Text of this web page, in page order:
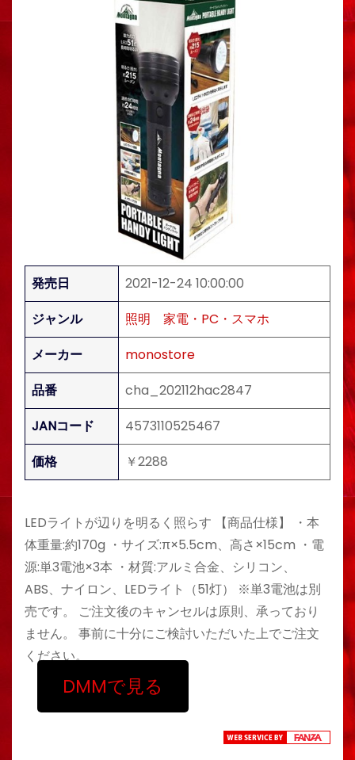
発売日
2021-12-24 10:00:00
ジャンル
照明
家電・PC・スマホ
メーカー
monostore
品番
cha_202112hac2847
JANコード
4573110525467
価格
￥2288
LEDライトが辺りを明るく照らす 【商品仕様】 ・本
体重量:約170g ・サイズ:π×5.5cm、高さ×15cm ・電
源:単3電池×3本 ・材質:アルミ合金、シリコン、
ABS、ナイロン、LEDライト（51灯） ※単3電池は別
売です。 ご注文後のキャンセルは原則、承っており
ません。 事前に十分にご検討いただいた上でご注文
ください。
DMMで見る